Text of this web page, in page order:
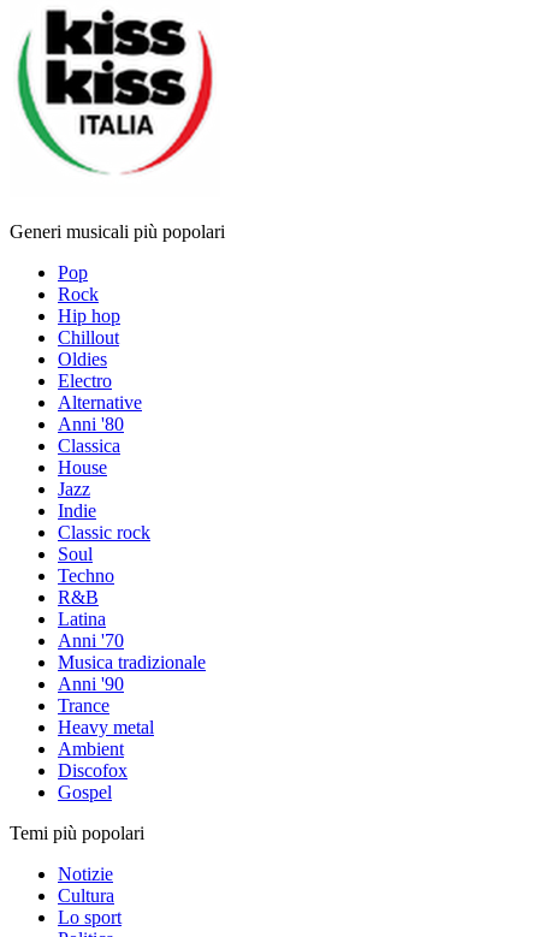
Generi musicali più popolari
Pop
Rock
Hip hop
Chillout
Oldies
Electro
Alternative
Anni '80
Classica
House
Jazz
Indie
Classic rock
Soul
Techno
R&B
Latina
Anni '70
Musica tradizionale
Anni '90
Trance
Heavy metal
Ambient
Discofox
Gospel
Temi più popolari
Notizie
Cultura
Lo sport